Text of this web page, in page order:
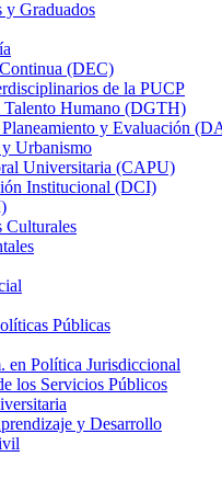
y Graduados
(DEC)
de la PUCP
Talento Humano (DGTH)
y Evaluación
Urbanismo
Universitaria (CAPU)
Institucional (DCI)
Culturales
Públicas
en Política Jurisdiccional
los Servicios Públicos
y Desarrollo